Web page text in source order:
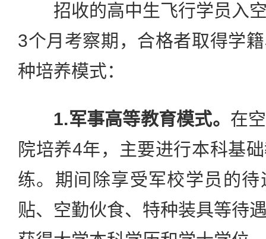
招收的高中生飞行学员入空
3个月考察期，合格者取得学
种培养模式：
1.军事高等教育模式。 在
院培养4年，主要进行本科基
练。期间除享受军校学员的
贴、空勤伙食、特种装具等待